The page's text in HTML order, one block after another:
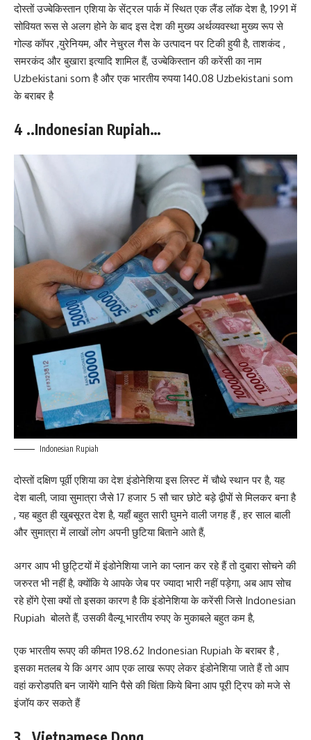
दोस्तों उज्बेकिस्तान एशिया के सेंट्रल पार्क में स्थित एक लैंड लॉक देश है, 1991 में
सोवियत रूस से अलग होने के बाद इस देश की मुख्य अर्थव्यवस्था मुख्य रूप से
गोल्ड कॉपर ,युरेनियम, और नेचुरल गैस के उत्पादन पर टिकी हुयी है, ताशकंद ,
समरकंद और बुखारा इत्यादि शामिल हैं, उज्बेकिस्तान की करेंसी का नाम
Uzbekistani som है और एक भारतीय रुपया 140.08 Uzbekistani som
के बराबर है
4 ..Indonesian Rupiah…
Indonesian Rupiah
दोस्तों दक्षिण पूर्वी एशिया का देश इंडोनेशिया इस लिस्ट में चौथे स्थान पर है, यह
देश बाली, जावा सुमात्रा जैसे 17 हजार 5 सौ चार छोटे बड़े द्वीपों से मिलकर बना है
, यह बहुत ही खुबसूरत देश है, यहाँ बहुत सारी घुमने वाली जगह हैं , हर साल बाली
और सुमात्रा में लाखों लोग अपनी छुटिया बिताने आते हैं,
अगर आप भी छुट्टियों में इंडोनेशिया जाने का प्लान कर रहे हैं तो दुबारा सोचने की
जरुरत भी नहीं है, क्योंकि ये आपके जेब पर ज्यादा भारी नहीं पड़ेगा, अब आप सोच
रहे होंगे ऐसा क्यों तो इसका कारण है कि इंडोनेशिया के करेंसी जिसे Indonesian
Rupiah बोलते हैं, उसकी वैल्यू भारतीय रुपए के मुकाबले बहुत कम है,
एक भारतीय रूपए की कीमत 198.62 Indonesian Rupiah के बराबर है ,
इसका मतलब ये कि अगर आप एक लाख रूपए लेकर इंडोनेशिया जाते हैं तो आप
वहां करोडपति बन जायेंगे यानि पैसे की चिंता किये बिना आप पूरी ट्रिप को मजे से
इंजॉय कर सकते हैं